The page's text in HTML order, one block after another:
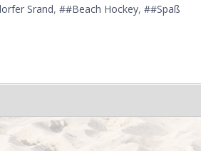
Srand #Beach Hockey #Spaß